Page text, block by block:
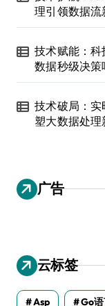
理引领数据流
技术赋能：
数据秒级决策
技术破局：
塑大数据处理
广告
云标签
Asp Go